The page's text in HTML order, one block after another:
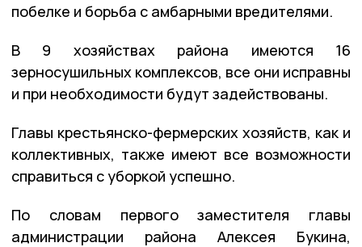
побелке и борьба с амбарными вредителями.
В 9 хозяйствах района имеются 16
зерносушильных комплексов, все они исправны
и при необходимости будут задействованы.
Главы крестьянско-фермерских хозяйств, как и
коллективных, также имеют все возможности
справиться с уборкой успешно.
По словам первого заместителя главы
администрации района Алексея Букина,